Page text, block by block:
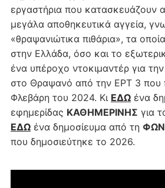
εργαστήρια που κατασκευάζουν
μεγάλα αποθηκευτικά αγγεία,
«θραψανιώτικα πιθάρια», τα
στην Ελλάδα, όσο και το
ένα υπέροχο ντοκιμαντέρ για
στο Θραψανό από την ΕΡΤ 3 που
Φλεβάρη του 2024. Κι ΕΔΩένα
εφημερίδας ΚΑΘΗΜΕΡΙΝΗΣ για
ΕΔΩένα δημοσίευμα από τη
που δημοσιεύτηκε το 2026.